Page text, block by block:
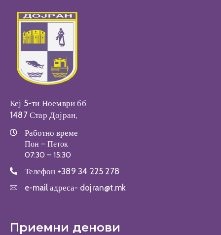
Кеј 5-ти Ноември бб
1487 Стар Дојран,
Работно време
Пон – Петок
07:30 – 15:30
Телефон +389 34 225 278
e-mail адреса- dojran@t.mk
Приемни денови